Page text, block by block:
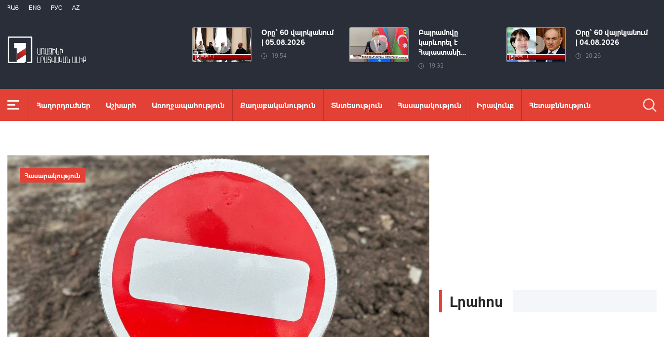
ՀԱՅ ENG РУС AZ
Օրը՝ 60 վայրկյանում
| 05.08.2026
19:54
Բայրամովը
կարևորել է
Հայաստանի...
19:32
Օրը՝ 60 վայրկյանում
| 04.08.2026
20:26
Հաղորդումներ Աշխարհ Առողջապահություն Քաղաքականություն Տնտեսություն Հասարակություն Իրավունք Հետաքննություն
Հասարակություն
Լրահոս